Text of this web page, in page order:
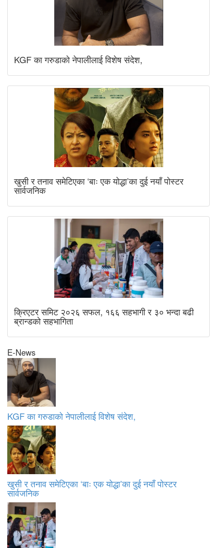
KGF का गरुडाको नेपालीलाई विशेष संदेश,
खुसी र तनाव समेटिएका ‘बाः एक योद्धा’का दुई नयाँ पोस्टर
सार्वजनिक
क्रिएटर समिट २०२६ सफल, १६६ सहभागी र ३० भन्दा बढी
ब्रान्डको सहभागिता
E-News
KGF का गरुडाको नेपालीलाई विशेष संदेश,
खुसी र तनाव समेटिएका ‘बाः एक योद्धा’का दुई नयाँ पोस्टर
सार्वजनिक